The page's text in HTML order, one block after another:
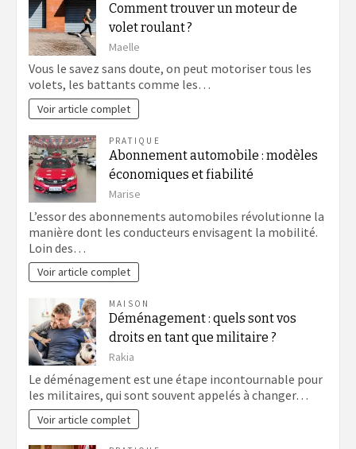
Comment trouver un moteur de
volet roulant ?
Maelle
Vous le savez sans doute, on peut motoriser tous les
volets, les battants comme les…
Voir article complet
PRATIQUE
Abonnement automobile : modèles
économiques et fiabilité
Marise
L’essor des abonnements automobiles révolutionne la
manière dont les conducteurs envisagent la mobilité.
Loin des…
Voir article complet
MAISON
Déménagement : quels sont vos
droits en tant que militaire ?
Rakia
Le déménagement est une étape incontournable pour
les militaires, qui sont souvent appelés à changer…
Voir article complet